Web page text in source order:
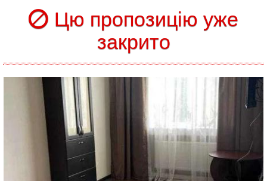
Цю пропозицію уже
закрито